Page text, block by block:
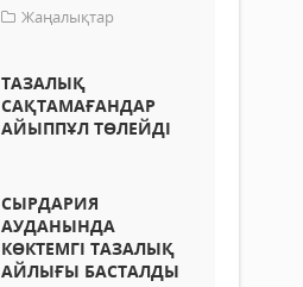
Жаңалықтар
ТАЗАЛЫҚ
САҚТАМАҒАНДАР
АЙЫППҰЛ ТӨЛЕЙДІ
СЫРДАРИЯ
АУДАНЫНДА
КӨКТЕМГІ ТАЗАЛЫҚ
АЙЛЫҒЫ БАСТАЛДЫ